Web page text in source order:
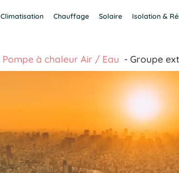
Climatisation Chauffage Solaire Isolation &
Pompe à chaleur Air / Eau Groupe